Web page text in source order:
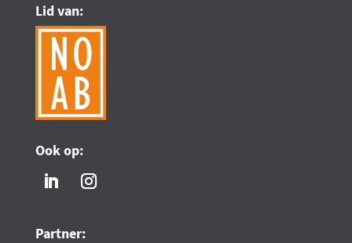
Lid van:
Ook op:
Partner: